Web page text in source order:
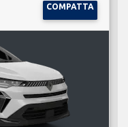
COMPATTA